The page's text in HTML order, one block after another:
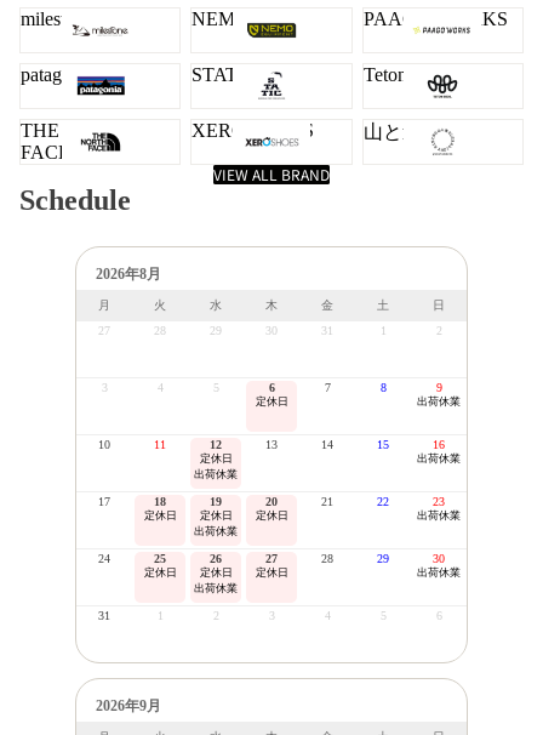
milestone NEMO PAAGO WORKS
patagonia STATIC Teton Bros.
THE NORTH
FACE
XERO SHOES 山と道
VIEW ALL BRAND
Schedule
2026年8月
月 火 水 木 金 土
日
27
28 29 30 31 1 2
3 4 5 6
定休日
7 8 9
出荷休業
10 11 12
定休日
出荷休業
13 14 15 16
出荷休業
17 18
定休日
19
定休日
出荷休業
20
定休日
21 22 23
出荷休業
24 25
定休日
26
定休日
出荷休業
27
定休日
28 29 30
出荷休業
31 1 2 3 4 5 6
2026年9月